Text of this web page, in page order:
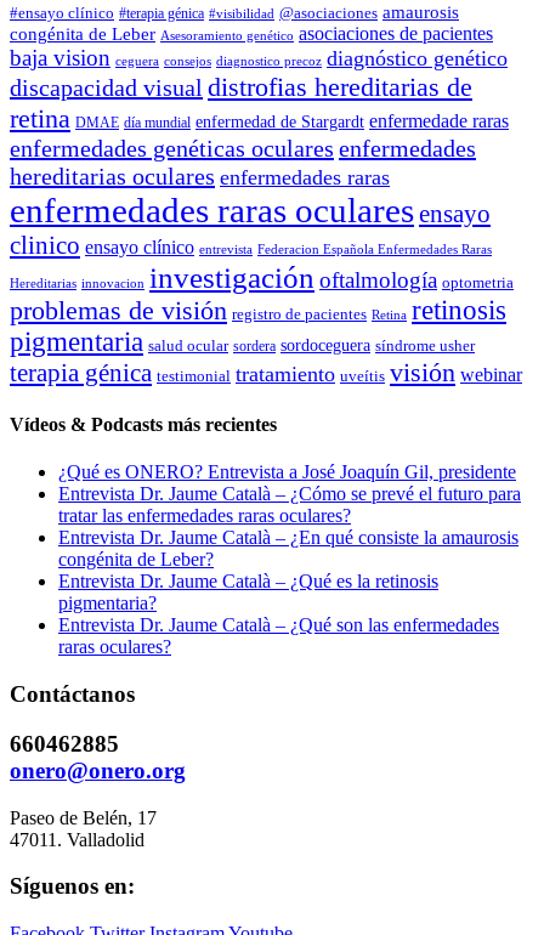
#ensayo clínico #terapia génica #visibilidad @asociaciones amaurosis
congénita de Leber Asesoramiento genético asociaciones de pacientes
baja vision ceguera consejos diagnostico precoz diagnóstico genético
discapacidad visual distrofias hereditarias de
retina DMAE día mundial enfermedad de Stargardt enfermedade raras
enfermedades genéticas oculares enfermedades
hereditarias oculares enfermedades raras
enfermedades raras ocularesensayo
clinico ensayo clínico entrevista Federacion Española Enfermedades Raras
Hereditarias innovacion investigación oftalmología optometria
problemas de visión registro de pacientes Retina retinosis
pigmentaria salud ocular sordera sordoceguera síndrome usher
terapia génica testimonial tratamiento uveítis visión webinar
Vídeos & Podcasts más recientes
¿Qué es ONERO? Entrevista a José Joaquín Gil, presidente
Entrevista Dr. Jaume Català – ¿Cómo se prevé el futuro para
tratar las enfermedades raras oculares?
Entrevista Dr. Jaume Català – ¿En qué consiste la amaurosis
congénita de Leber?
Entrevista Dr. Jaume Català – ¿Qué es la retinosis
pigmentaria?
Entrevista Dr. Jaume Català – ¿Qué son las enfermedades
raras oculares?
Contáctanos
660462885
onero@onero.org
Paseo de Belén, 17
47011. Valladolid
Síguenos en: